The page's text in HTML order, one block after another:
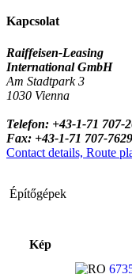
Kapcsolat
Raiffeisen-Leasing
International GmbH
Am Stadtpark 3
1030 Vienna
Telefon: +43-1-71 707-
Fax: +43-1-71 707-
Contact details, Route
Építőgépek
Kép